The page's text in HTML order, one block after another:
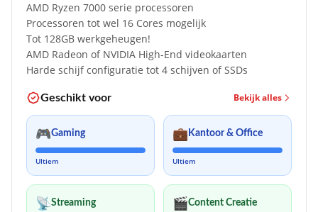
AMD Ryzen 7000 serie processoren
Processoren tot wel 16 Cores mogelijk
Tot 128GB werkgeheugen!
AMD Radeon of NVIDIA High-End videokaarten
Harde schijf configuratie tot 4 schijven of SSDs
Geschikt voor Bekijk alles
🎮Gaming
Ultiem
💼 Kantoor & Office
Ultiem
📡Streaming 🎬Content Creatie